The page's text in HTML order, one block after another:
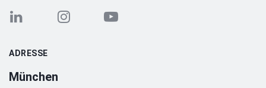
ADRESSE
München